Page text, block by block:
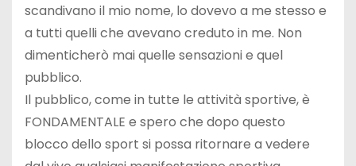
scandivano il mio nome, lo dovevo a me stesso e
a tutti quelli che avevano creduto in me. Non
dimenticherò mai quelle sensazioni e quel
pubblico.
Il pubblico, come in tutte le attività sportive, è
FONDAMENTALE e spero che dopo questo
blocco dello sport si possa ritornare a vedere